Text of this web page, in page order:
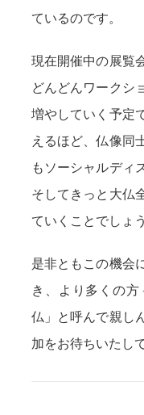
ているのです。
現在開催中の展覧
どんどんワークシ
増やしていく予定
えるほど、仏像同
もソーシャルディ
そしてきっと大仏
ていくことでしょう
是非ともこの機会
き、より多くの
仏」と呼んで親し
加をお待ちいたし